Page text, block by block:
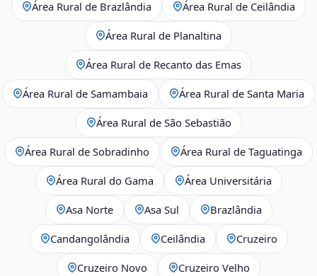
Área Rural de Brazlândia Área Rural de Ceilândia
Área Rural de Planaltina
Área Rural de Recanto das Emas
Área Rural de Samambaia Área Rural de Santa Maria
Área Rural de São Sebastião
Área Rural de Sobradinho Área Rural de Taguatinga
Área Rural do Gama Área Universitária
Asa Norte Asa Sul Brazlândia
Candangolândia Ceilândia Cruzeiro
Cruzeiro Novo Cruzeiro Velho